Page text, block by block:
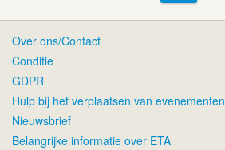
Over ons/Contact
Conditie
GDPR
Hulp bij het verplaatsen van evenementen
Nieuwsbrief
Belangrijke informatie over ETA